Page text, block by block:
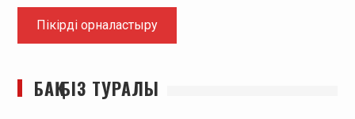
БАҚ БІЗ ТУРАЛЫ